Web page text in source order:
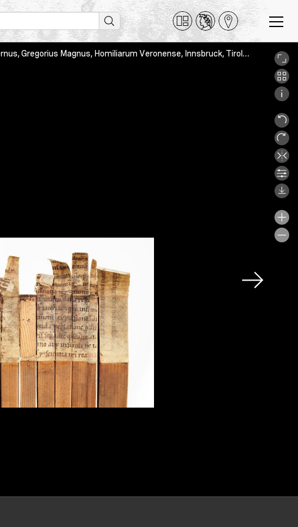
Agobardus Lugdunensis, Beda Venerabilis, Guillelmus Alvernus, Gregorius Magnus, Homiliarum Veronense, Innsbruck, Tiroler Landesmuseen, Hofkirche, Inv.-Nr. K23, Orgel_Teil_3_Detail_E1